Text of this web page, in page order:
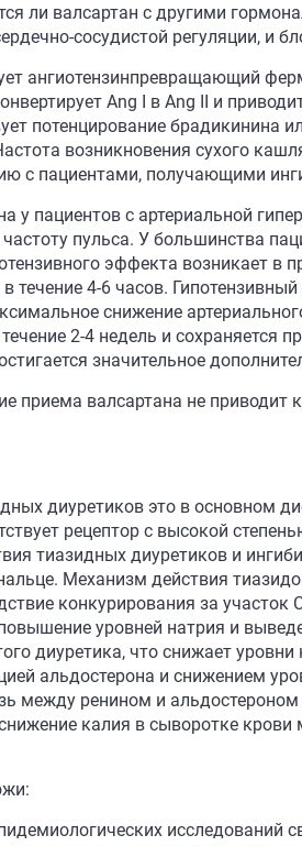
ли валсартан с другими
сосудистой регуляции, и
ангиотензинпревращающий
Ang I в Ang II и
потенцирование брадикинина
возникновения сухого
с пациентами, получающими
у пациентов с артериальной
пульса. У большинства
эффекта возникает в
течение 4-6 часов.
снижение
2-4 недель и сохраняется
значительное
приема валсартана не
диуретиков это в основном
рецептор с высокой
тиазидных диуретиков и
Механизм действия
конкурирования за
уровней натрия и
диуретика, что снижает
альдостерона и снижением
между ренином и
калия в сыворотке
исследований